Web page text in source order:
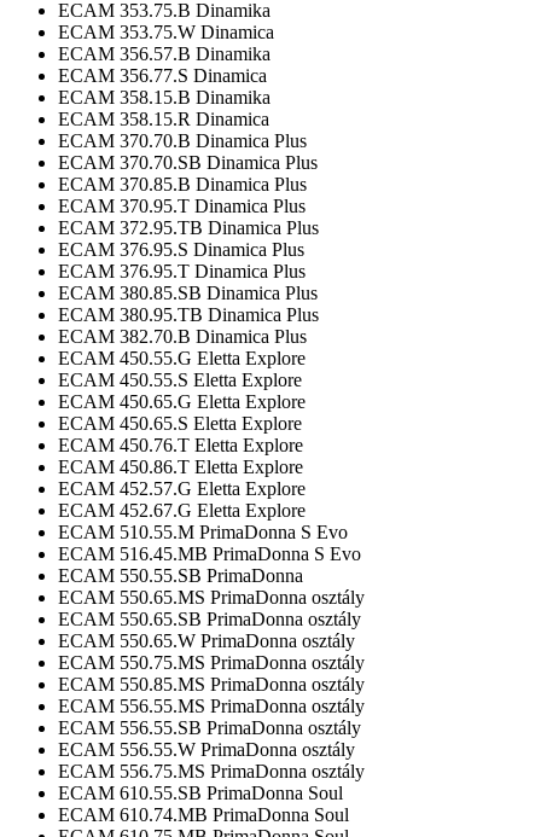
ECAM 353.75.B Dinamika
ECAM 353.75.W Dinamica
ECAM 356.57.B Dinamika
ECAM 356.77.S Dinamica
ECAM 358.15.B Dinamika
ECAM 358.15.R Dinamica
ECAM 370.70.B Dinamica Plus
ECAM 370.70.SB Dinamica Plus
ECAM 370.85.B Dinamica Plus
ECAM 370.95.T Dinamica Plus
ECAM 372.95.TB Dinamica Plus
ECAM 376.95.S Dinamica Plus
ECAM 376.95.T Dinamica Plus
ECAM 380.85.SB Dinamica Plus
ECAM 380.95.TB Dinamica Plus
ECAM 382.70.B Dinamica Plus
ECAM 450.55.G Eletta Explore
ECAM 450.55.S Eletta Explore
ECAM 450.65.G Eletta Explore
ECAM 450.65.S Eletta Explore
ECAM 450.76.T Eletta Explore
ECAM 450.86.T Eletta Explore
ECAM 452.57.G Eletta Explore
ECAM 452.67.G Eletta Explore
ECAM 510.55.M PrimaDonna S Evo
ECAM 516.45.MB PrimaDonna S Evo
ECAM 550.55.SB PrimaDonna
ECAM 550.65.MS PrimaDonna osztály
ECAM 550.65.SB PrimaDonna osztály
ECAM 550.65.W PrimaDonna osztály
ECAM 550.75.MS PrimaDonna osztály
ECAM 550.85.MS PrimaDonna osztály
ECAM 556.55.MS PrimaDonna osztály
ECAM 556.55.SB PrimaDonna osztály
ECAM 556.55.W PrimaDonna osztály
ECAM 556.75.MS PrimaDonna osztály
ECAM 610.55.SB PrimaDonna Soul
ECAM 610.74.MB PrimaDonna Soul